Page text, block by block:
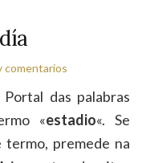
comentarios
das palabras
«estadio«. Se
termo, premede na